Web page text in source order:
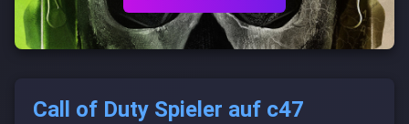
Minecraft
Call of Duty Spieler auf c47